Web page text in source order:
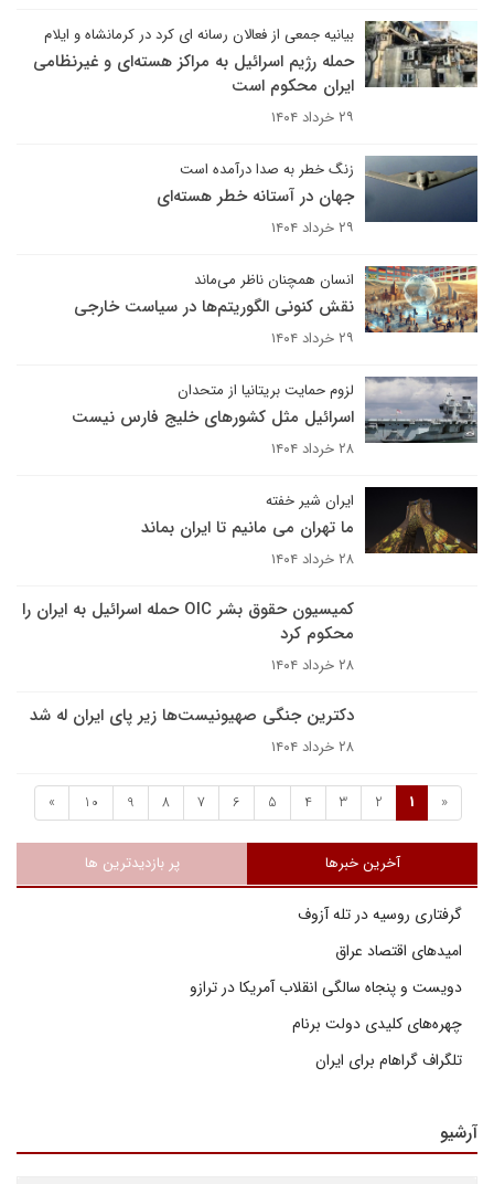
بیانیه جمعی از فعالان رسانه ای کرد در کرمانشاه و ایلام
حمله رژیم اسرائیل به مراکز هسته‌ای و غیرنظامی
ایران محکوم است
۲۹ خرداد ۱۴۰۴
زنگ خطر به صدا درآمده است
جهان در آستانه خطر هسته‌ای
۲۹ خرداد ۱۴۰۴
انسان همچنان ناظر می‌ماند
نقش کنونی الگوریتم‌ها در سیاست خارجی
۲۹ خرداد ۱۴۰۴
لزوم حمایت بریتانیا از متحدان
اسرائیل مثل کشورهای خلیج فارس نیست
۲۸ خرداد ۱۴۰۴
ایران شیر خفته‌
ما تهران می مانیم تا ایران بماند
۲۸ خرداد ۱۴۰۴
کمیسیون حقوق بشر OIC حمله اسرائیل به ایران را
محکوم کرد
۲۸ خرداد ۱۴۰۴
دکترین جنگی صهیونیست‌ها زیر پای ایران له شد
۲۸ خرداد ۱۴۰۴
«
1
2
3
4
5
6
7
8
9
10
»
آخرین خبرها پر بازدیدترین ها
گرفتاری روسیه در تله آزوف
امیدهای اقتصاد عراق
دویست و پنجاه سالگی انقلاب آمریکا در ترازو
چهره‌های کلیدی دولت برنام
تلگراف گراهام برای ایران
آرشیو